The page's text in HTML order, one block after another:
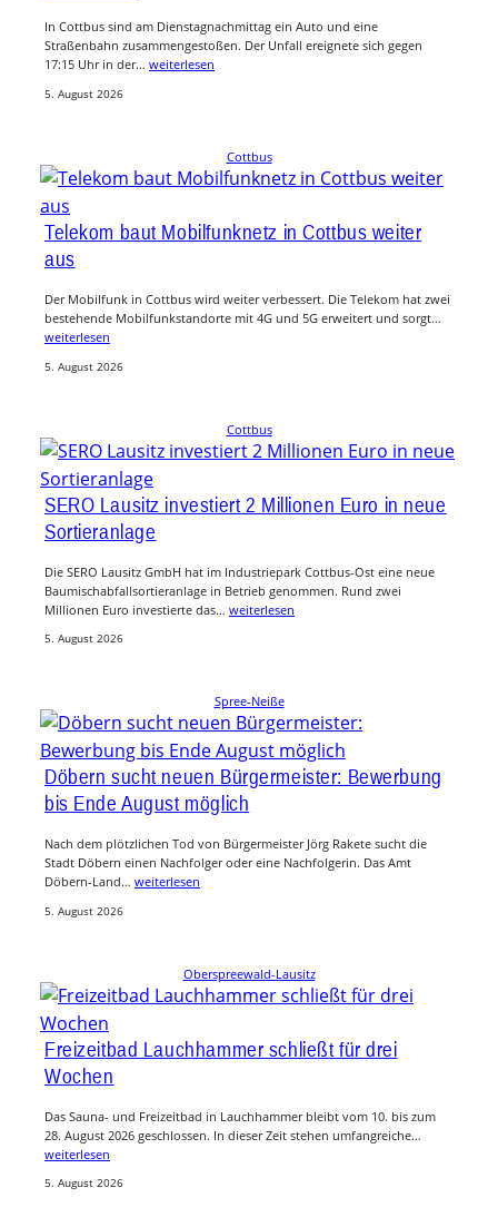
In Cottbus sind am Dienstagnachmittag ein Auto und eine
Straßenbahn zusammengestoßen. Der Unfall ereignete sich gegen
17:15 Uhr in der… weiterlesen
5. August 2026
Cottbus
Telekom baut Mobilfunknetz in Cottbus weiter
aus
Der Mobilfunk in Cottbus wird weiter verbessert. Die Telekom hat zwei
bestehende Mobilfunkstandorte mit 4G und 5G erweitert und sorgt…
weiterlesen
5. August 2026
Cottbus
SERO Lausitz investiert 2 Millionen Euro in neue
Sortieranlage
Die SERO Lausitz GmbH hat im Industriepark Cottbus-Ost eine neue
Baumischabfallsortieranlage in Betrieb genommen. Rund zwei
Millionen Euro investierte das… weiterlesen
5. August 2026
Spree-Neiße
Döbern sucht neuen Bürgermeister: Bewerbung
bis Ende August möglich
Nach dem plötzlichen Tod von Bürgermeister Jörg Rakete sucht die
Stadt Döbern einen Nachfolger oder eine Nachfolgerin. Das Amt
Döbern-Land… weiterlesen
5. August 2026
Oberspreewald-Lausitz
Freizeitbad Lauchhammer schließt für drei
Wochen
Das Sauna- und Freizeitbad in Lauchhammer bleibt vom 10. bis zum
28. August 2026 geschlossen. In dieser Zeit stehen umfangreiche…
weiterlesen
5. August 2026